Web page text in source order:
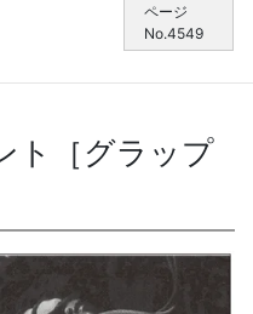
ページ
No.4549
ト［グラップ